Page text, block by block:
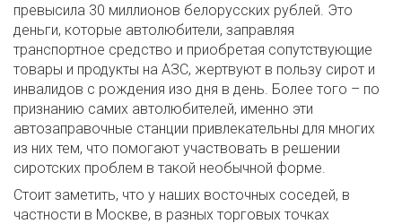
превысила 30 миллионов белорусских рублей. Это
деньги, которые автолюбители, заправляя
транспортное средство и приобретая сопутствующие
товары и продукты на АЗС, жертвуют в пользу сирот и
инвалидов с рождения изо дня в день. Более того – по
признанию самих автолюбителей, именно эти
автозаправочные станции привлекательны для многих
из них тем, что помогают участвовать в решении
сиротских проблем в такой необычной форме.
Стоит заметить, что у наших восточных соседей, в
частности в Москве, в разных торговых точках